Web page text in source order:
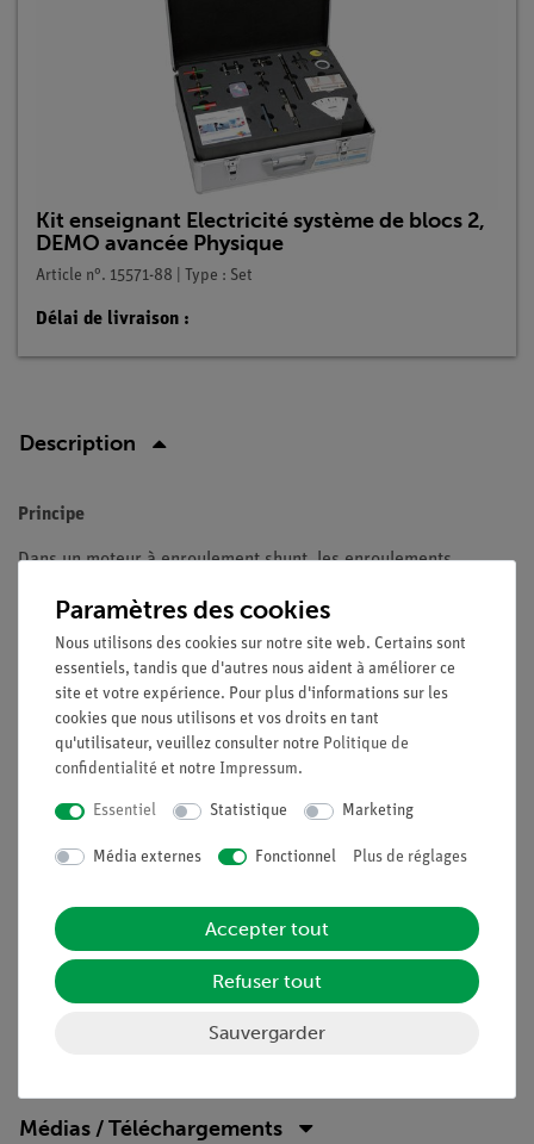
Kit enseignant Electricité système de blocs 2,
DEMO avancée Physique
Article n°. 15571-88 | Type : Set
Délai de livraison :
Description
Principe
Dans un moteur à enroulement shunt, les enroulements
d'excitation sont montées de façon permanente sur les
composants, le moteur est vissé au support mural et placé
sous les bobines d'excitation. Le raccordement électrique se
fait par l'intermédiaire de câbles de connexion.
Avantages
nécessaire entre les blocs de construction - installation
rapide et claire
Contacts plaqués or sans corrosion
Succès doublé : Schéma du circuit électrique sur le
dessus, les composants réels sont visibles à l'extérieur
Médias / Téléchargements
Paramètres des cookies
Nous utilisons des cookies sur notre site web. Certains sont
essentiels, tandis que d'autres nous aident à améliorer ce
site et votre expérience. Pour plus d'informations sur les
cookies que nous utilisons et vos droits en tant
qu'utilisateur, veuillez consulter notre Politique de
confidentialité et notre Impressum.
Essentiel Statistique Marketing
Média externes Fonctionnel Plus de réglages
Accepter tout
Refuser tout
Sauvergarder